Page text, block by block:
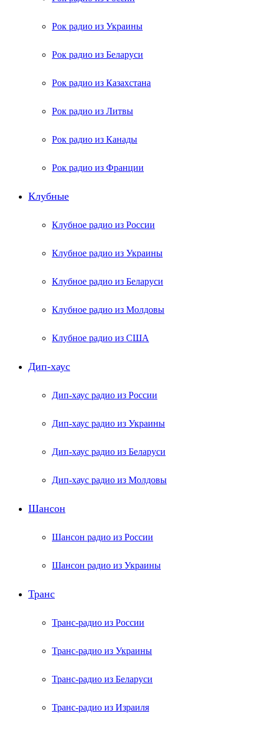
Рок радио из Украины
Рок радио из Беларуси
Рок радио из Казахстана
Рок радио из Литвы
Рок радио из Канады
Рок радио из Франции
Клубные
Клубное радио из России
Клубное радио из Украины
Клубное радио из Беларуси
Клубное радио из Молдовы
Клубное радио из США
Дип-хаус
Дип-хаус радио из России
Дип-хаус радио из Украины
Дип-хаус радио из Беларуси
Дип-хаус радио из Молдовы
Шансон
Шансон радио из России
Шансон радио из Украины
Транс
Транс-радио из России
Транс-радио из Украины
Транс-радио из Беларуси
Транс-радио из Израиля